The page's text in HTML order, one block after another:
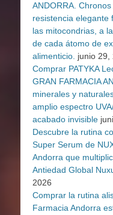
ANDORRA.
resistencia elegante
las mitocondrias, a
de cada átomo de
alimenticio. junio 29,
Comprar PATYKA
GRAN FARMACIA
minerales y
amplio espectro
acabado invisible
Descubre la rutina
Super Serum de
Andorra que
Antiedad Global
2026
Comprar la rutina
Farmacia Andorra